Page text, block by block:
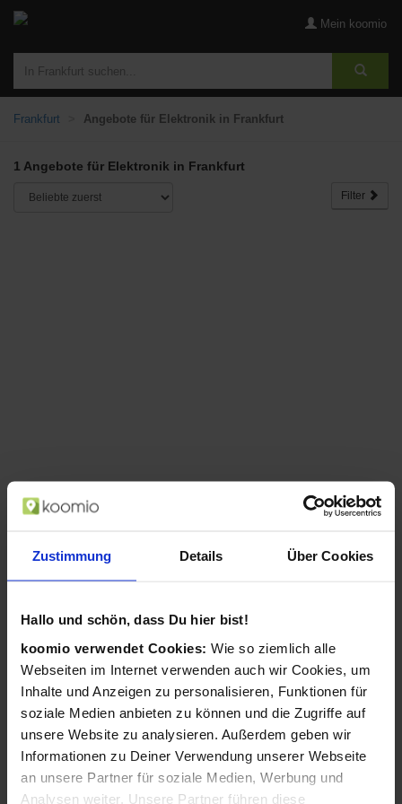
Zustimmung Details Über Cookies
Hallo und schön, dass Du hier bist!
koomio verwendet Cookies: Wie so ziemlich alle
Webseiten im Internet verwenden auch wir Cookies, um
Inhalte und Anzeigen zu personalisieren, Funktionen für
soziale Medien anbieten zu können und die Zugriffe auf
unsere Website zu analysieren. Außerdem geben wir
Informationen zu Deiner Verwendung unserer Webseite
an unsere Partner für soziale Medien, Werbung und
Analysen weiter. Unsere Partner führen diese
Mein koomio
Frankfurt Angebote für Elektronik in Frankfurt
1 Angebote für Elektronik in Frankfurt
Filter
1/3.2 Zoll Kompaktkamera 18 MP CMOS
4896 x 3672 Pixel Rot (Rot)
ab 99,99 €
in 1 Geschäften